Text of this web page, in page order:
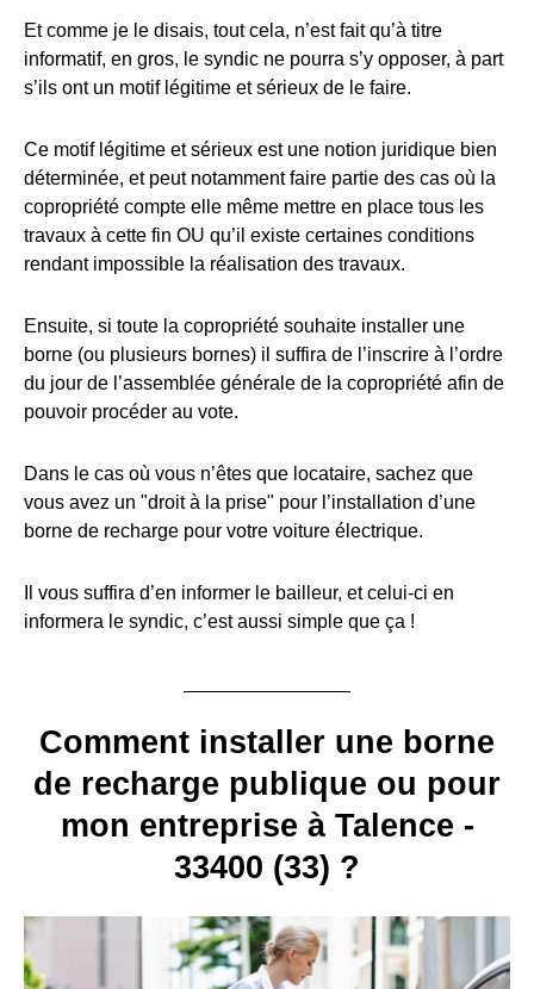
Et comme je le disais, tout cela, n’est fait qu’à titre
informatif, en gros, le syndic ne pourra s’y opposer, à part
s’ils ont un motif légitime et sérieux de le faire.
Ce motif légitime et sérieux est une notion juridique bien
déterminée, et peut notamment faire partie des cas où la
copropriété compte elle même mettre en place tous les
travaux à cette fin OU qu’il existe certaines conditions
rendant impossible la réalisation des travaux.
Ensuite, si toute la copropriété souhaite installer une
borne (ou plusieurs bornes) il suffira de l’inscrire à l’ordre
du jour de l’assemblée générale de la copropriété afin de
pouvoir procéder au vote.
Dans le cas où vous n’êtes que locataire, sachez que
vous avez un "droit à la prise" pour l’installation d’une
borne de recharge pour votre voiture électrique.
Il vous suffira d’en informer le bailleur, et celui-ci en
informera le syndic, c’est aussi simple que ça !
Comment installer une borne
de recharge publique ou pour
mon entreprise à Talence -
33400 (33) ?